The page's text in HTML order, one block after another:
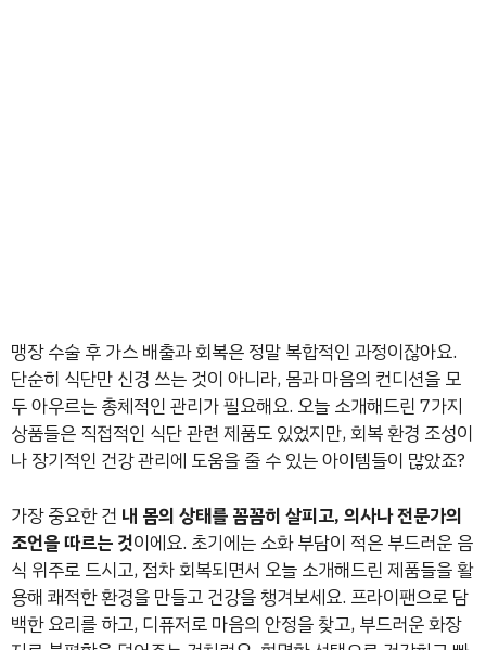
맹장 수술 후 가스 배출과 회복은 정말 복합적인 과정이잖아요.
단순히 식단만 신경 쓰는 것이 아니라, 몸과 마음의 컨디션을 모
두 아우르는 총체적인 관리가 필요해요. 오늘 소개해드린 7가지
상품들은 직접적인 식단 관련 제품도 있었지만, 회복 환경 조성이
나 장기적인 건강 관리에 도움을 줄 수 있는 아이템들이 많았죠?
가장 중요한 건 내 몸의 상태를 꼼꼼히 살피고, 의사나 전문가의
조언을 따르는 것이에요. 초기에는 소화 부담이 적은 부드러운 음
식 위주로 드시고, 점차 회복되면서 오늘 소개해드린 제품들을 활
용해 쾌적한 환경을 만들고 건강을 챙겨보세요. 프라이팬으로 담
백한 요리를 하고, 디퓨저로 마음의 안정을 찾고, 부드러운 화장